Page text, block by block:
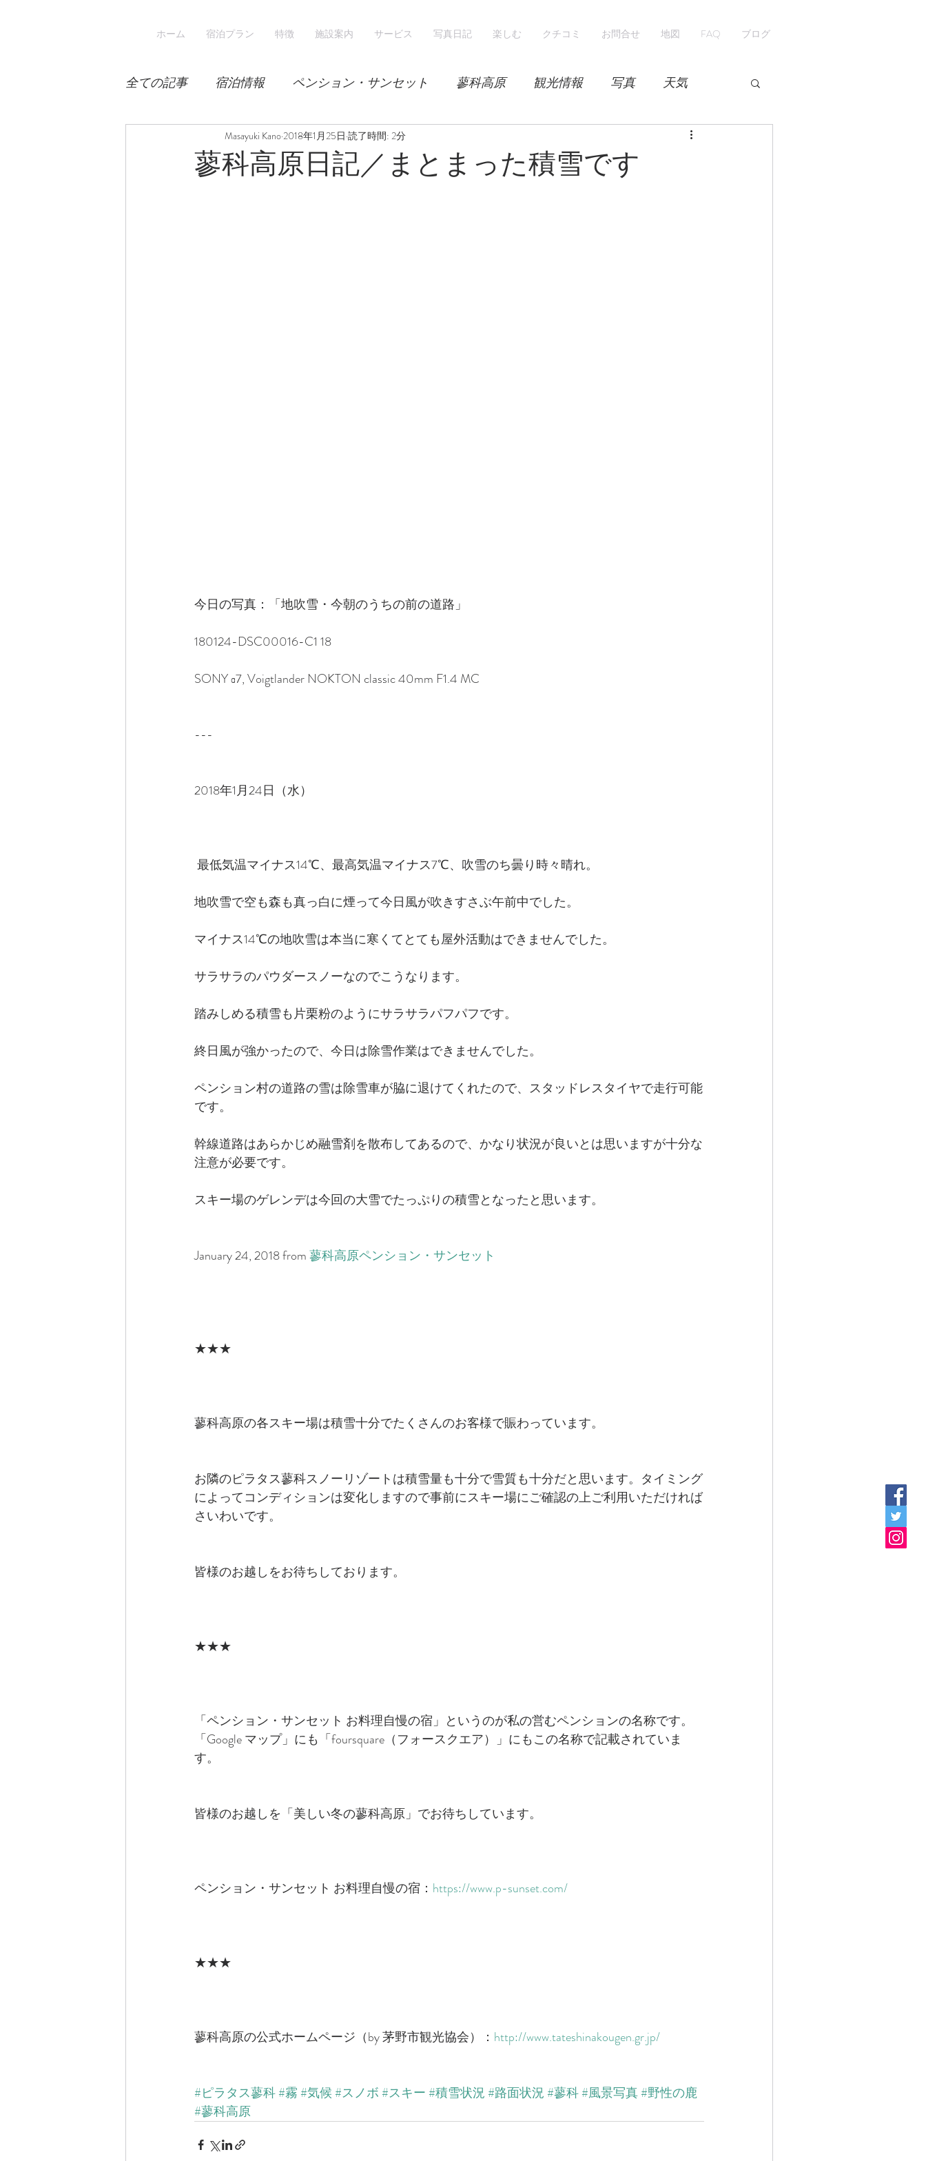
ホーム 宿泊プラン 特徴 施設案内 サービス 写真日記 楽しむ クチコミ お問合せ 地図 FAQ ブログ
全ての記事 宿泊情報 ペンション・サンセット 蓼科高原 観光情報 写真 天気
宿泊 気候 レンゲツツジ 紅葉
蓼科高原日記／まとまった積雪です
Masayuki Kano 2018年1月25日 読了時間: 2分
今日の写真：「地吹雪・今朝のうちの前の道路」
180124-DSC00016-C1 18
SONY α7, Voigtlander NOKTON classic 40mm F1.4 MC
---
2018年1月24日（水）
最低気温マイナス14℃、最高気温マイナス7℃、吹雪のち曇り時々晴れ。
地吹雪で空も森も真っ白に煙って今日風が吹きすさぶ午前中でした。
マイナス14℃の地吹雪は本当に寒くてとても屋外活動はできませんでした。
サラサラのパウダースノーなのでこうなります。
踏みしめる積雪も片栗粉のようにサラサラパフパフです。
終日風が強かったので、今日は除雪作業はできませんでした。
ペンション村の道路の雪は除雪車が脇に退けてくれたので、スタッドレスタイヤで走行可能
です。
幹線道路はあらかじめ融雪剤を散布してあるので、かなり状況が良いとは思いますが十分な
注意が必要です。
スキー場のゲレンデは今回の大雪でたっぷりの積雪となったと思います。
January 24, 2018 from 蓼科高原ペンション・サンセット
★★★
蓼科高原の各スキー場は積雪十分でたくさんのお客様で賑わっています。
お隣のピラタス蓼科スノーリゾートは積雪量も十分で雪質も十分だと思います。タイミング
によってコンディションは変化しますので事前にスキー場にご確認の上ご利用いただければ
さいわいです。
皆様のお越しをお待ちしております。
★★★
「ペンション・サンセット お料理自慢の宿」というのが私の営むペンションの名称です。
「Google マップ」にも「foursquare（フォースクエア）」にもこの名称で記載されていま
す。
皆様のお越しを「美しい冬の蓼科高原」でお待ちしています。
ペンション・サンセット お料理自慢の宿： https://www.p-sunset.com/
★★★
蓼科高原の公式ホームページ（by 茅野市観光協会）： http://www.tateshinakougen.gr.jp/
#ピラタス蓼科#霧#気候#スノボ#スキー#積雪状況#路面状況#蓼科#風景写真#野性の鹿
#蓼科高原